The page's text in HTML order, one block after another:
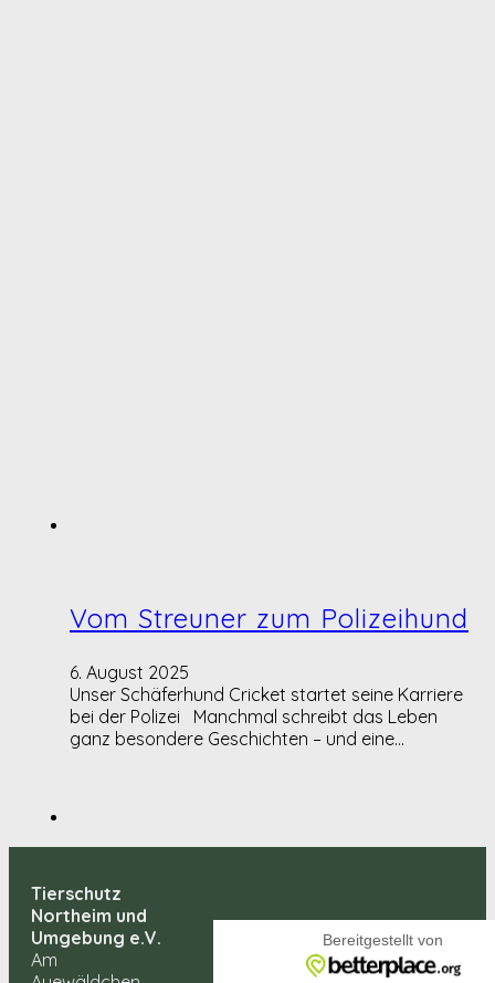
Vom Streuner zum Polizeihund
6. August 2025
Unser Schäferhund Cricket startet seine Karriere
bei der Polizei Manchmal schreibt das Leben
ganz besondere Geschichten – und eine…
Tierschutz
Northeim und
Umgebung e.V.
Am